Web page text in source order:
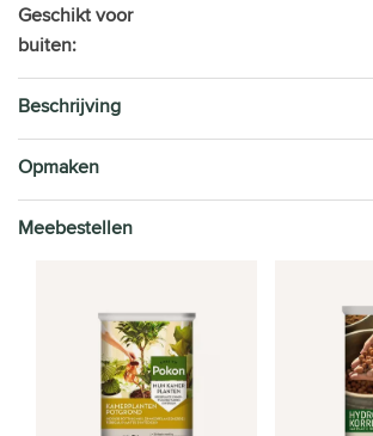
Geschikt voor
buiten:
Beschrijving
Opmaken
Meebestellen